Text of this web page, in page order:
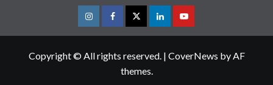
InstagramFacebookTwitterLinkedinYoutube
Copyright © All rights reserved. | CoverNews by AF
themes.